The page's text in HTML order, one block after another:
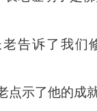
诉了我们
示了他的成就